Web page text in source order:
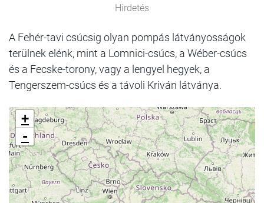
Hirdetés
A Fehér-tavi csúcsig olyan pompás látványosságok
terülnek elénk, mint a Lomnici-csúcs, a Wéber-csúcs
és a Fecske-torony, vagy a lengyel hegyek, a
Tengerszem-csúcs és a távoli Kriván látványa.
+
-